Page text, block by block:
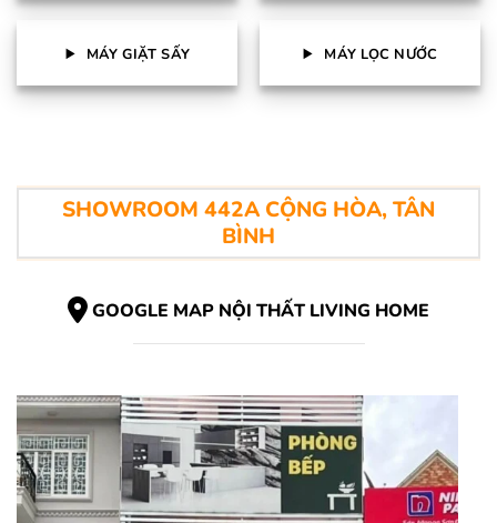
MÁY GIẶT SẤY MÁY LỌC NƯỚC
SHOWROOM 442A CỘNG HÒA, TÂN
BÌNH
GOOGLE MAP NỘI THẤT LIVING HOME